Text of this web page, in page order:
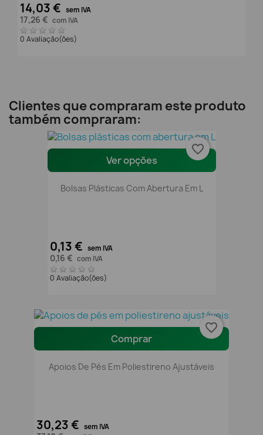
14,03 € sem IVA
17,26 € com IVA
0 Avaliação(ões)
Clientes que compraram este produto
também compraram:
Ver opções
Bolsas Plásticas Com Abertura Em L
0,13 € sem IVA
0,16 € com IVA
0 Avaliação(ões)
favorite_border
Comprar
Apoios De Pés Em Poliestireno Ajustáveis
30,23 € sem IVA
favorite_border